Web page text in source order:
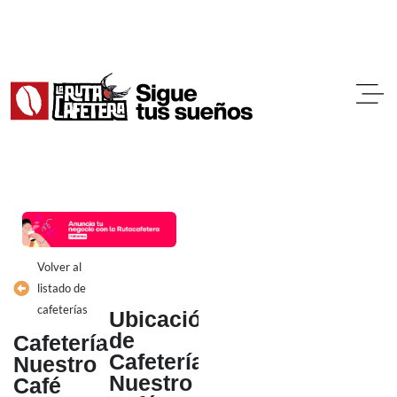
Volver al
listado de
cafeterías
Cafetería
Nuestro
Café
Ubicación
de
Cafetería
Nuestro